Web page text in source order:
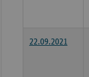
22.09.2021